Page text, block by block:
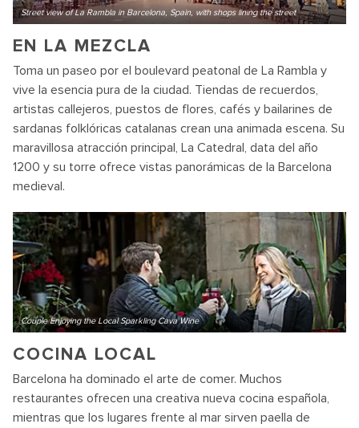
Street view of La Rambla in Barcelona, Spain, with shops lining the street
EN LA MEZCLA
Toma un paseo por el boulevard peatonal de La Rambla y
vive la esencia pura de la ciudad. Tiendas de recuerdos,
artistas callejeros, puestos de flores, cafés y bailarines de
sardanas folklóricas catalanas crean una animada escena. Su
maravillosa atracción principal, La Catedral, data del año
1200 y su torre ofrece vistas panorámicas de la Barcelona
medieval.
Couple Enjoying the Local Sparkling Cava Wine
COCINA LOCAL
Barcelona ha dominado el arte de comer. Muchos
restaurantes ofrecen una creativa nueva cocina española,
mientras que los lugares frente al mar sirven paella de